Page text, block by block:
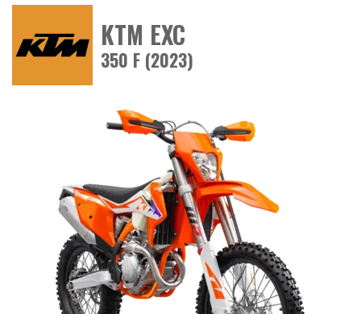
KTM EXC
350 F (2023)